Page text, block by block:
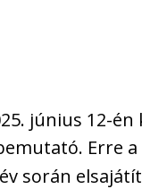
június 12-
Erre
során